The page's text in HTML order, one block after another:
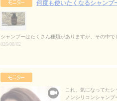
何度も使いたくなるシャン
シャンプーはたくさん種類がありますが、その中
026/08/02
これ、気になってた
ノンシリコンシャン